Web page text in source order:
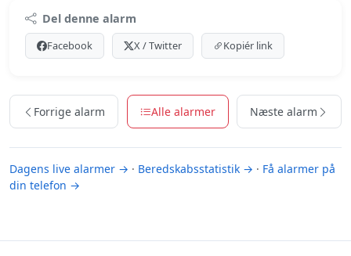
Premium indhold
Log ind med Premium for at se meldingen.
Se Premium-muligheder
Del denne alarm
Facebook X / Twitter Kopiér link
Forrige alarm Alle alarmer Næste alarm
Dagens live alarmer → · Beredskabsstatistik → · Få alarmer på
din telefon →